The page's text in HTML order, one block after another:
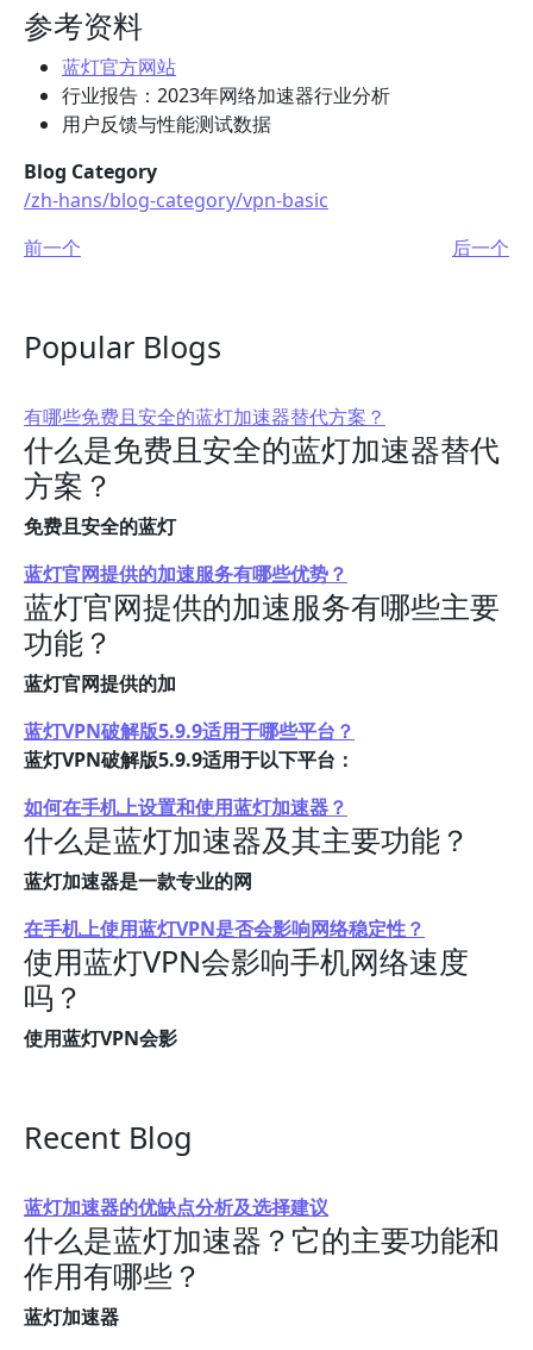
参考资料
蓝灯官方网站
行业报告：2023年网络加速器行业分析
用户反馈与性能测试数据
Blog Category
/zh-hans/blog-category/vpn-basic
前一个
后一个
Popular Blogs
有哪些免费且安全的蓝灯加速器替代方案？
什么是免费且安全的蓝灯加速器替代
方案？
免费且安全的蓝灯
蓝灯官网提供的加速服务有哪些优势？
蓝灯官网提供的加速服务有哪些主要
功能？
蓝灯官网提供的加
蓝灯VPN破解版5.9.9适用于哪些平台？
蓝灯VPN破解版5.9.9适用于以下平台：
如何在手机上设置和使用蓝灯加速器？
什么是蓝灯加速器及其主要功能？
蓝灯加速器是一款专业的网
在手机上使用蓝灯VPN是否会影响网络稳定性？
使用蓝灯VPN会影响手机网络速度
吗？
使用蓝灯VPN会影
Recent Blog
蓝灯加速器的优缺点分析及选择建议
什么是蓝灯加速器？它的主要功能和
作用有哪些？
蓝灯加速器